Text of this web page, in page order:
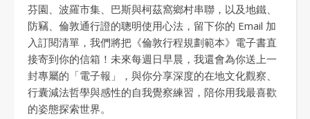
芬園、波羅市集、巴斯與柯茲窩鄉村串聯，以及地鐵、
防竊、倫敦通行證的聰明使用心法，留下你的 Email 加
入訂閱清單，我們將把《倫敦行程規劃範本》電子書直
接寄到你的信箱！未來每週日早晨，我還會為你送上一
封專屬的「電子報」，與你分享深度的在地文化觀察、
行囊減法哲學與感性的自我覺察練習，陪你用我最喜歡
的姿態探索世界。